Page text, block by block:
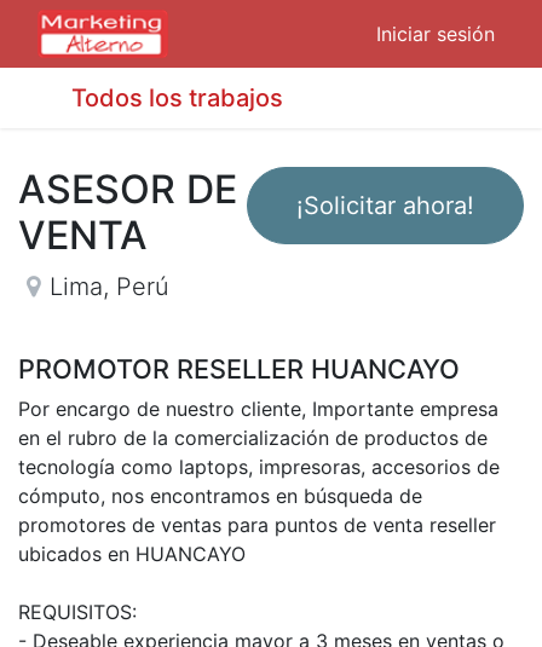
Iniciar sesión
Todos los trabajos
¡Solicitar ahora!
ASESOR DE
VENTA
Lima, Perú
PROMOTOR RESELLER HUANCAYO
Por encargo de nuestro cliente, Importante empresa
en el rubro de la comercialización de productos de
tecnología como laptops, impresoras, accesorios de
cómputo, nos encontramos en búsqueda de
promotores de ventas para puntos de venta reseller
ubicados en HUANCAYO
REQUISITOS:
- Deseable experiencia mayor a 3 meses en ventas o